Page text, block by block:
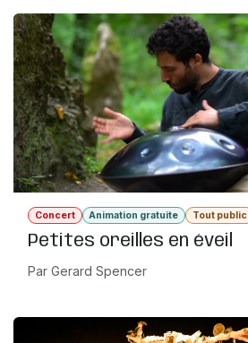
Concert Animation gratuite Tout public
Petites oreilles en éveil
Par Gerard Spencer